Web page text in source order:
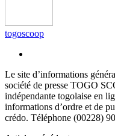
togoscoop
Le site d’informations
société de presse TOGO
indépendante togolaise en
informations d’ordre et de
crédo. Téléphone (00228)